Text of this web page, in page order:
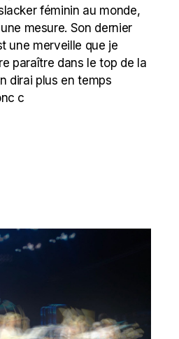
féminin au monde,
mesure. Son dernier
une merveille que je
paraître dans le top de la
dirai plus en temps
c